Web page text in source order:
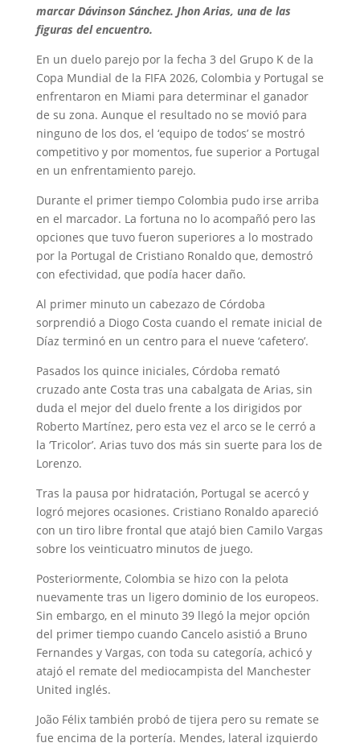
marcar Dávinson Sánchez. Jhon Arias, una de las
figuras del encuentro.
En un duelo parejo por la fecha 3 del Grupo K de la
Copa Mundial de la FIFA 2026, Colombia y Portugal se
enfrentaron en Miami para determinar el ganador
de su zona. Aunque el resultado no se movió para
ninguno de los dos, el ‘equipo de todos’ se mostró
competitivo y por momentos, fue superior a Portugal
en un enfrentamiento parejo.
Durante el primer tiempo Colombia pudo irse arriba
en el marcador. La fortuna no lo acompañó pero las
opciones que tuvo fueron superiores a lo mostrado
por la Portugal de Cristiano Ronaldo que, demostró
con efectividad, que podía hacer daño.
Al primer minuto un cabezazo de Córdoba
sorprendió a Diogo Costa cuando el remate inicial de
Díaz terminó en un centro para el nueve ‘cafetero’.
Pasados los quince iniciales, Córdoba remató
cruzado ante Costa tras una cabalgata de Arias, sin
duda el mejor del duelo frente a los dirigidos por
Roberto Martínez, pero esta vez el arco se le cerró a
la ‘Tricolor’. Arias tuvo dos más sin suerte para los de
Lorenzo.
Tras la pausa por hidratación, Portugal se acercó y
logró mejores ocasiones. Cristiano Ronaldo apareció
con un tiro libre frontal que atajó bien Camilo Vargas
sobre los veinticuatro minutos de juego.
Posteriormente, Colombia se hizo con la pelota
nuevamente tras un ligero dominio de los europeos.
Sin embargo, en el minuto 39 llegó la mejor opción
del primer tiempo cuando Cancelo asistió a Bruno
Fernandes y Vargas, con toda su categoría, achicó y
atajó el remate del mediocampista del Manchester
United inglés.
João Félix también probó de tijera pero su remate se
fue encima de la portería. Mendes, lateral izquierdo